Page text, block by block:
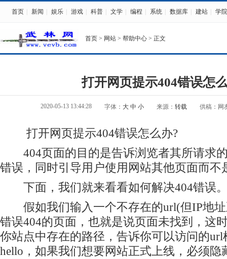
首页 新闻 娱乐 游戏 科普 文学 编程 系统 数据库 建站 学院
首页 > 网站 > 帮助中心 > 正文
打开网页提示404错误怎
2020-05-13 13:44:28 字体： 大 中 小 来源： 转载 供稿：网
打开网页提示404错误怎么办?
404页面的目的是告诉浏览者其所请求
错误，同时引导用户使用网站其他页面而不
下面，我们就来看看如何解决404错误
假如我们输入一个不存在的url(但IP地址
错误404的页面，也就是说页面未找到，这
你站点中存在的路径，告诉你可以访问的url
hello，如果我们想要网站正式上线，必须隐